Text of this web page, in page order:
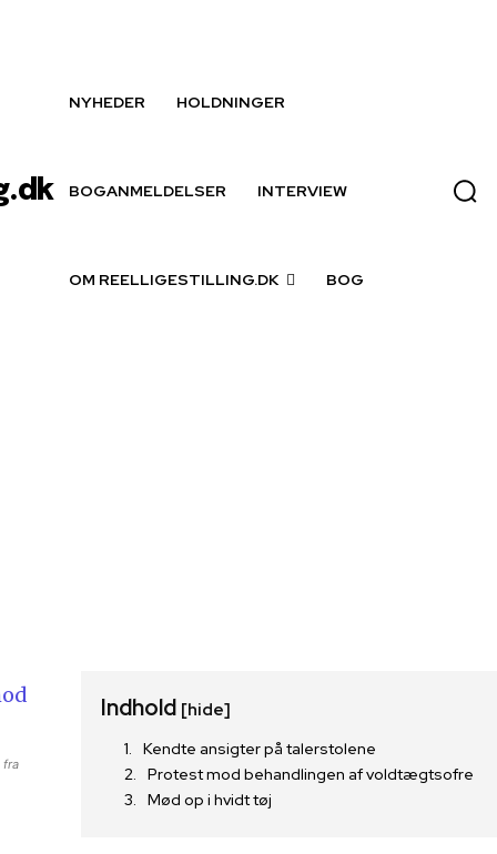
NYHEDER HOLDNINGER
BOGANMELDELSER INTERVIEW
OM REELLIGESTILLING.DK BOG
fra
Indhold [hide]
Kendte ansigter på talerstolene
Protest mod behandlingen af voldtægtsofre
Mød op i hvidt tøj